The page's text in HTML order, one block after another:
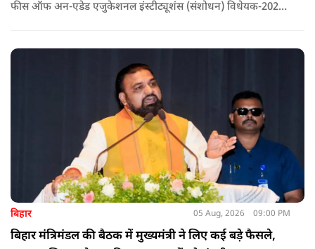
फीस ऑफ अन-एडेड एजुकेशनल इंस्टीट्यूशंस (संशोधन) विधेयक-2026'
अन्य प्रस्तावों को भी मंजूरी दी गई है.
बिहार 05 Aug, 2026 09:00 PM
बिहार मंत्रिमंडल की बैठक में मुख्यमंत्री ने लिए कई बड़े फैसले,